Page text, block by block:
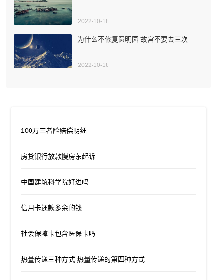
2022-10-18
为什么不修复圆明园 故宫不要去三次
2022-10-18
100万三者险赔偿明细
房贷银行放款慢房东起诉
中国建筑科学院好进吗
信用卡还款多余的钱
社会保障卡包含医保卡吗
热量传递三种方式 热量传递的第四种方式